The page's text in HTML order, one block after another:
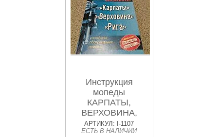
Инструкция
мопеды
КАРПАТЫ,
ВЕРХОВИНА,
РИГА EVO-2
АРТИКУЛ: I-1107
ЕСТЬ В НАЛИЧИИ